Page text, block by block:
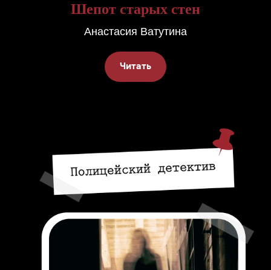
Шепот старых стен
Анастасия Ватутина
Читать